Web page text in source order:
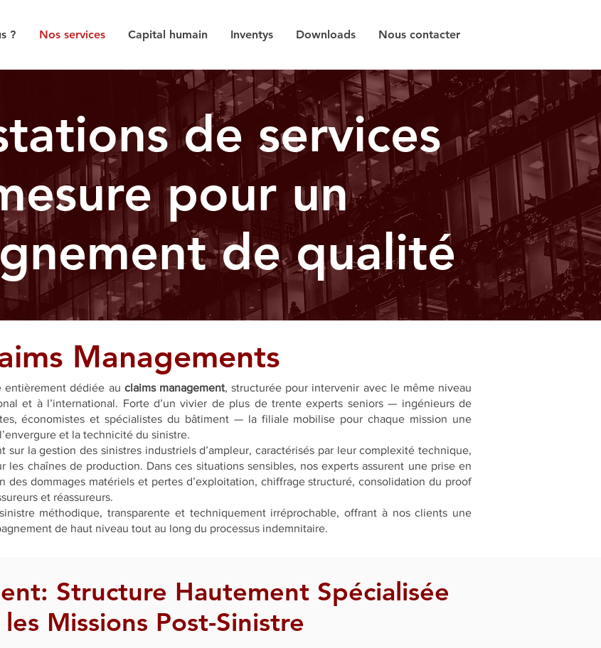
? Nos services Capital humain Inventys Downloads Nous contacter
de services
pour un
de qualité
Managements
dédiée au claims management, structurée pour intervenir avec le même niveau
et à l’international. Forte d’un vivier de plus de trente experts seniors — ingénieurs de
économistes et spécialistes du bâtiment — la filiale mobilise pour chaque mission une
et la technicité du sinistre.
la gestion des sinistres industriels d’ampleur, caractérisés par leur complexité technique,
chaînes de production. Dans ces situations sensibles, nos experts assurent une prise en
des dommages matériels et pertes d’exploitation, chiffrage structuré, consolidation du proof
et réassureurs.
méthodique, transparente et techniquement irréprochable, offrant à nos clients une
de haut niveau tout au long du processus indemnitaire.
Structure Hautement Spécialisée
Missions Post-Sinistre